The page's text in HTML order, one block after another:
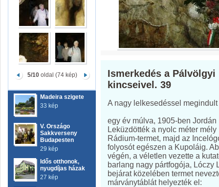
5/10 oldal (74 kép)
Madeira szigete
33 kép
V. Országo
Sakkverseny
Budapesten
29 kép
Idős otthonok,
nyugdíjas házak
27 kép
Ismerkedés a Pálvölgyi
kincseivel. 39
A nagy lelkesedéssel megindult
egy év múlva, 1905-ben
Leküzdötték a nyolc méter
Rádium-termet, majd az
folyosót egészen a Kupoláig.
végén, a véletlen vezette a
barlang nagy pártfogója, Lóczy
bejárat közelében termet
márványtáblát helyezték el: